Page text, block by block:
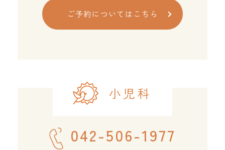
ご予約についてはこちら
小児科
042-506-1977